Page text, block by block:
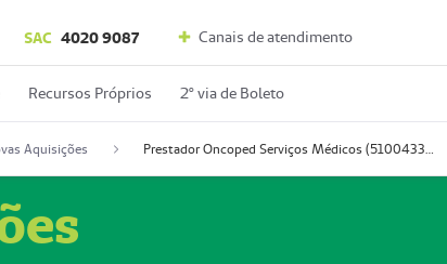
SAC 4020 9087 Canais de atendimento
Recursos Próprios 2º via de Boleto
Aquisições Prestador Oncoped Serviços Médicos (51004335-0)